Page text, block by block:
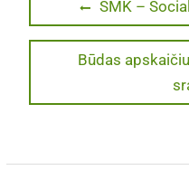
tarp
Previous
post:
SMK –
Next
Būdas